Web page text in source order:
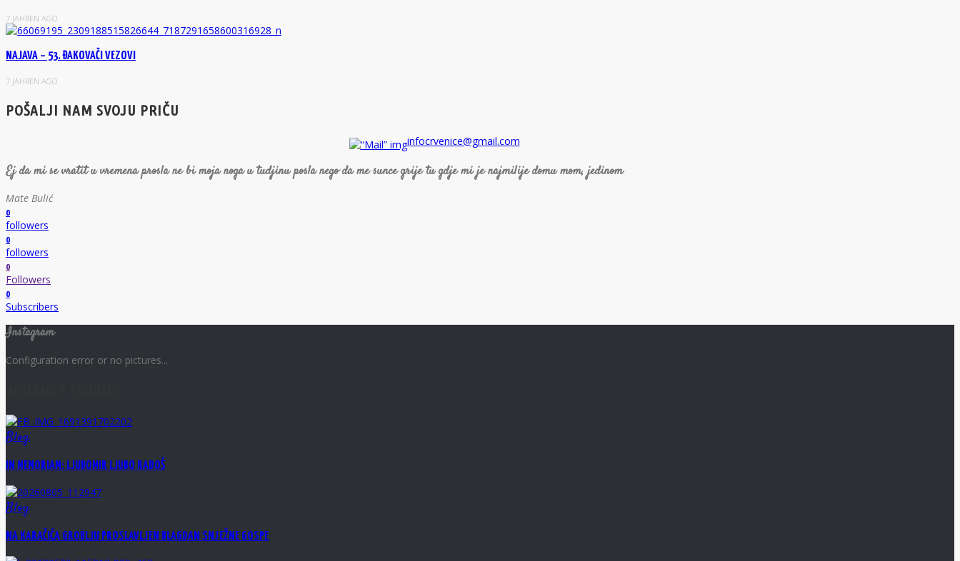
7 JAHREN AGO
NAJAVA – 53. ĐAKOVAČI VEZOVI
7 JAHREN AGO
POŠALJI NAM SVOJU PRIČU
infocrvenice@gmail.com
Ej da mi se vratit u vremena prosla ne bi moja noga u tudjinu posla nego da me sunce grije tu gdje mi je najmilije domu mom, jedinom
Mate Bulić
0
followers
0
followers
0
Followers
0
Subscribers
Instagram
Configuration error or no pictures...
Blog
IN MEMORIAM: LJUBOMIR LJUBO RADOŠ
Blog
NA KARAČIĆA GROBLJU PROSLAVLJEN BLAGDAN SNJEŽNE GOSPE